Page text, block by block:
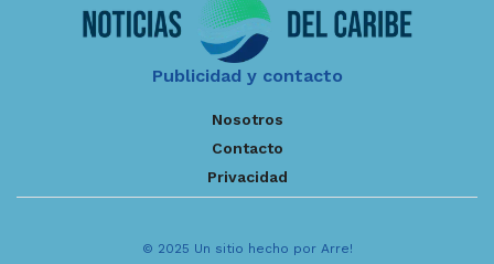
Publicidad y contacto
Nosotros
Contacto
Privacidad
© 2025 Un sitio hecho por Arre!